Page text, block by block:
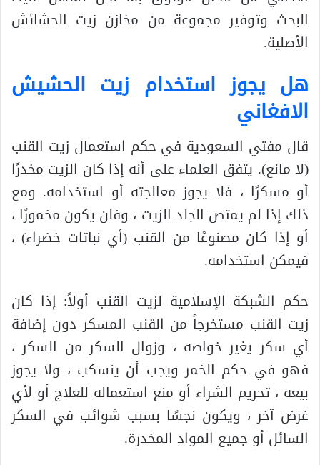
البحث وتوفير مجموعة من مخازن زيت الحشائش
الأصلية.
هل يجوز استخدام زيت الحشيش
الافغاني
قال مفتي السعودية في حكم استعمال زيت القنب
(لا مانع). يتفق العلماء على أنه إذا كان الزيت مخدرًا
أو مسكرًا ، فلا يجوز معالجته أو استخدامه. ومع
ذلك إذا لم يمتص الجلد الزيت ، وفلن يكون مخمورًا ،
أو إذا كان مصنوعًا من القنب (أي نباتات خضراء) ،
فيمكن استخدامه.
حكم الشبكة الإسلامية لزيت القنب أولاً: إذا كان
زيت القنب مستخرجاً من القنب المسكر دون إضافة
أي سكر يغير خواصه ، وزوال السكر من السكر ،
فهو في حكم الخمر ويجب أن ينسكب ، ولا يجوز
بيعه ، تحريم الشراء أو منع استعماله للعلاج أو لأي
غرض آخر ، ويكون نجسًا بسبب شوائب في السكر
السائل أو جميع المواد المخدرة.